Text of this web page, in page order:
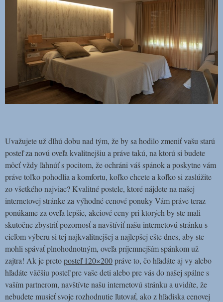
Uvažujete už dlhú dobu nad tým, že by sa hodilo zmeniť vašu starú
posteľ za novú oveľa kvalitnejšiu a práve takú, na ktorú si budete
môcť vždy ľahnúť s pocitom, že ochráni váš spánok a poskytne vám
práve toľko pohodlia a komfortu, koľko chcete a koľko si zaslúžite
zo všetkého najviac? Kvalitné postele, ktoré nájdete na našej
internetovej stránke za výhodné cenové ponuky Vám práve teraz
ponúkame za oveľa lepšie, akciové ceny pri ktorých by ste mali
skutočne zbystriť pozornosť a navštíviť našu internetovú stránku s
cieľom výberu si tej najkvalitnejšej a najlepšej ešte dnes, aby ste
mohli spávať plnohodnotným, oveľa príjemnejším spánkom už
zajtra! Ak je pretoposteľ 120×200práve to, čo hľadáte aj vy alebo
hľadáte väčšiu posteľ pre vaše deti alebo pre vás do našej spálne s
vaším partnerom, navštívte našu internetovú stránku a uvidíte, že
nebudete musieť svoje rozhodnutie ľutovať, ako z hľadiska cenovej